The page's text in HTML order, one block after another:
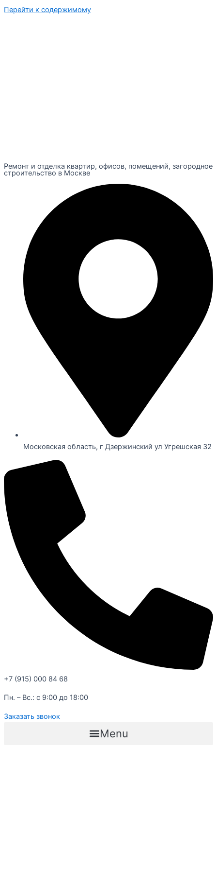
Перейти к содержимому
Ремонт и отделка квартир, офисов, помещений, загородное
строительство в Москве
Московская область, г Дзержинский ул Угрешская 32
+7 (915) 000 84 68
Пн. – Вс.: с 9:00 до 18:00
Заказать звонок
Menu